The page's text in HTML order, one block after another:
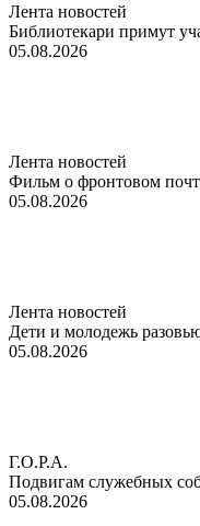
Лента новостей
Библиотекари примут
05.08.2026
Лента новостей
Фильм о фронтовом
05.08.2026
Лента новостей
Дети и молодежь
05.08.2026
Г.О.Р.А.
Подвигам служебных
05.08.2026